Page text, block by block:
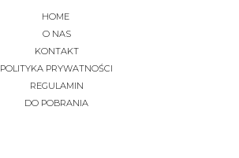
HOME
O NAS
KONTAKT
POLITYKA PRYWATNOŚCI
REGULAMIN
DO POBRANIA